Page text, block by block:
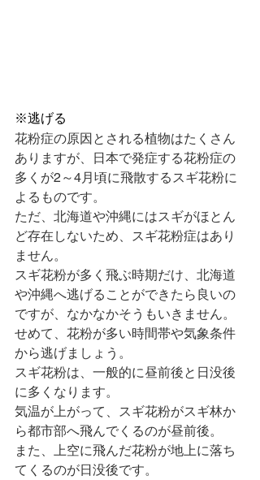
※逃げる
花粉症の原因とされる植物はたくさん
ありますが、日本で発症する花粉症の
多くが2～4月頃に飛散するスギ花粉に
よるものです。
ただ、北海道や沖縄にはスギがほとん
ど存在しないため、スギ花粉症はあり
ません。
スギ花粉が多く飛ぶ時期だけ、北海道
や沖縄へ逃げることができたら良いの
ですが、なかなかそうもいきません。
せめて、花粉が多い時間帯や気象条件
から逃げましょう。
スギ花粉は、一般的に昼前後と日没後
に多くなります。
気温が上がって、スギ花粉がスギ林か
ら都市部へ飛んでくるのが昼前後。
また、上空に飛んだ花粉が地上に落ち
てくるのが日没後です。